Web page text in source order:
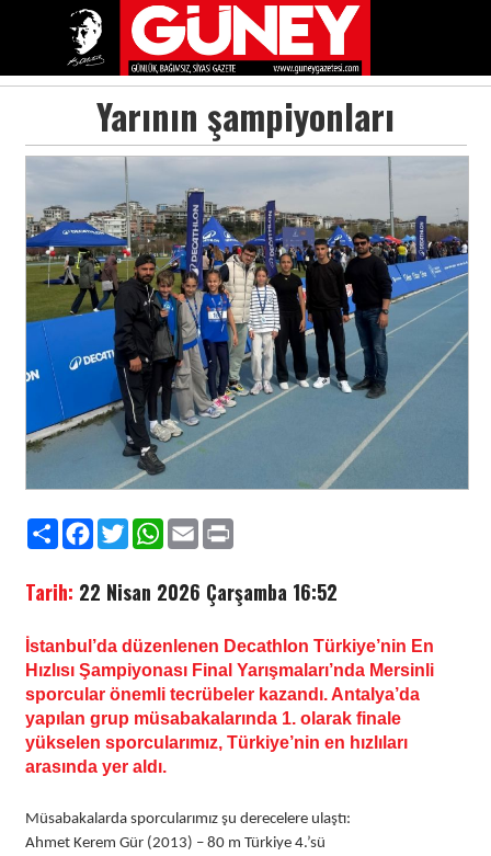
Yarının şampiyonları
PaylaşFacebook
TwitterWhatsApp
EmailPrint
Tarih: 22 Nisan 2026 Çarşamba 16:52
İstanbul’da düzenlenen Decathlon Türkiye’nin En
Hızlısı Şampiyonası Final Yarışmaları’nda Mersinli
sporcular önemli tecrübeler kazandı. Antalya’da
yapılan grup müsabakalarında 1. olarak finale
yükselen sporcularımız, Türkiye’nin en hızlıları
arasında yer aldı.
Müsabakalarda sporcularımız şu derecelere ulaştı:
Ahmet Kerem Gür (2013) – 80 m Türkiye 4.’sü